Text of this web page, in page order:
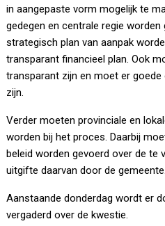
in aangepaste vorm mogelijk te
gedegen en centrale regie worden
strategisch plan van aanpak
transparant financieel plan. Ook
transparant zijn en moet er
zijn.
Verder moeten provinciale en
worden bij het proces. Daarbij
beleid worden gevoerd over de te
uitgifte daarvan door de gemeente.
Aanstaande donderdag wordt er
vergaderd over de kwestie.